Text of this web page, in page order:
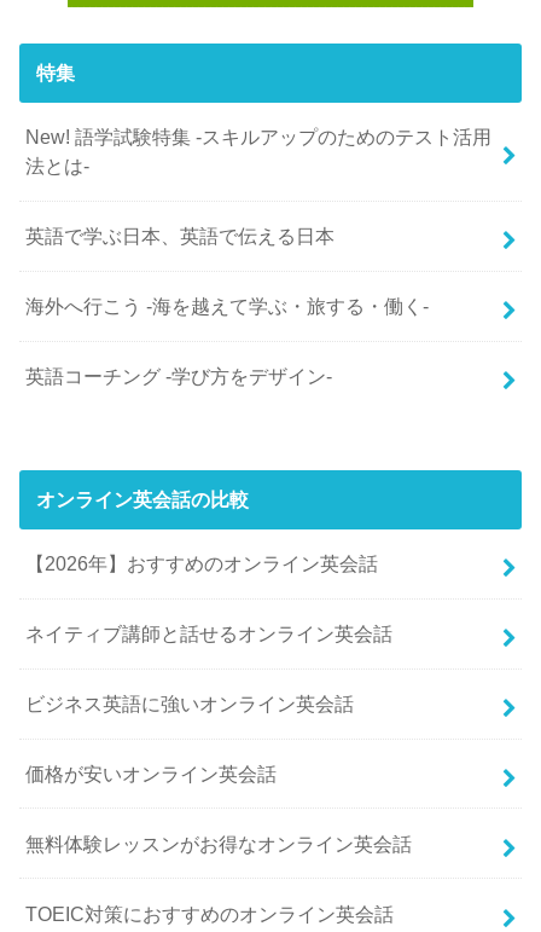
特集
New! 語学試験特集 -スキルアップのためのテスト活用
法とは-
英語で学ぶ日本、英語で伝える日本
海外へ行こう -海を越えて学ぶ・旅する・働く-
英語コーチング -学び方をデザイン-
オンライン英会話の比較
【2026年】おすすめのオンライン英会話
ネイティブ講師と話せるオンライン英会話
ビジネス英語に強いオンライン英会話
価格が安いオンライン英会話
無料体験レッスンがお得なオンライン英会話
TOEIC対策におすすめのオンライン英会話